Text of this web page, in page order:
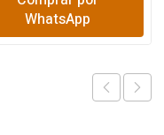
WhatsApp